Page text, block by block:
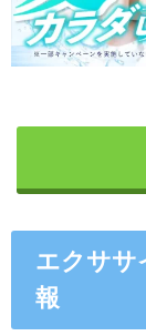
エクササ
報